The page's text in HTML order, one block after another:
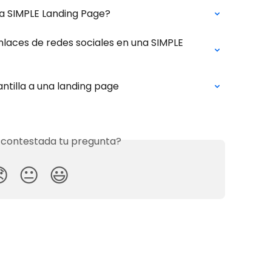
Landing Page?
de redes sociales en una SIMPLE
a una landing page
contestada tu pregunta?
😐 😃